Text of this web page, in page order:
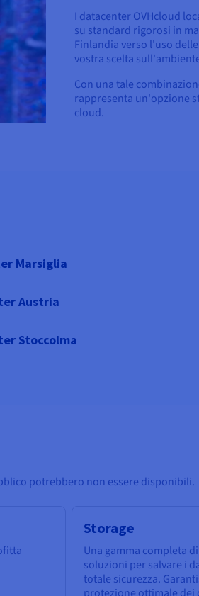
I datacenter OVHcloud
su standard rigorosi in
Finlandia verso l'uso
vostra scelta
Con una tale
rappresenta un'opzione
cloud.
Marsiglia
Austria
Stoccolma
potrebbero non essere disponibili.
Storage
Una gamma completa di
soluzioni per salvare i
totale sicurezza.